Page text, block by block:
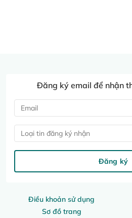
Điều khoản sử dụng
Sơ đồ trang
Đăng ký email để nhận
Loại tin đăng ký nhận
Đăng ký